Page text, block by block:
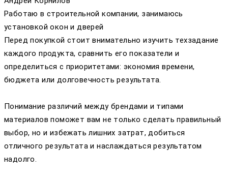
Работаю в строительной компании, занимаюсь
установкой окон и дверей
Перед покупкой стоит внимательно изучить техзадание
каждого продукта, сравнить его показатели и
определиться с приоритетами: экономия времени,
бюджета или долговечность результата.
Понимание различий между брендами и типами
материалов поможет вам не только сделать правильный
выбор, но и избежать лишних затрат, добиться
отличного результата и наслаждаться результатом
надолго.